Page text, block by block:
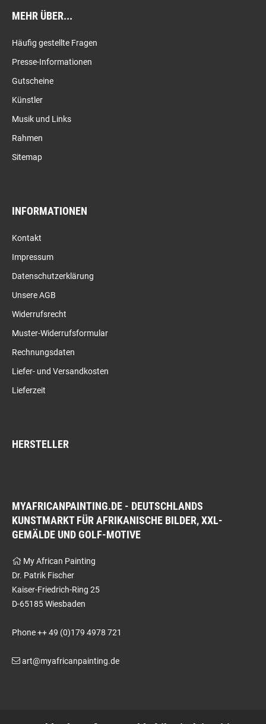
MEHR ÜBER...
Häufig gestellte Fragen
Presse-Informationen
Gutscheine
Künstler
Musik und Links
Rahmen
Sitemap
INFORMATIONEN
Kontakt
Impressum
Datenschutzerklärung
Unsere AGB
Widerrufsrecht
Muster-Widerrufsformular
Rechnungsdaten
Liefer- und Versandkosten
Lieferzeit
HERSTELLER
MYAFRICANPAINTING.DE - DEUTSCHLANDS
KUNSTMARKT FÜR AFRIKANISCHE BILDER, XXL-
GEMÄLDE UND GOLF-MOTIVE
My African Painting
Dr. Patrik Fischer
Kaiser-Friedrich-Ring 25
D-65185 Wiesbaden
Phone ++ 49 (0)179 4978 721
art@myafricanpainting.de